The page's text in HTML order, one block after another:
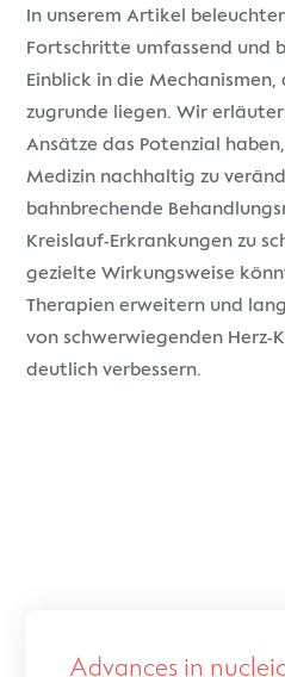
In unserem Artikel
Fortschritte umfassend und
Einblick in die Mechanismen,
zugrunde liegen. Wir
Ansätze das Potenzial
Medizin nachhaltig zu
bahnbrechende
Kreislauf-Erkrankungen zu
gezielte Wirkungsweise
Therapien erweitern und
von schwerwiegenden Herz-
deutlich verbessern.
Advances in